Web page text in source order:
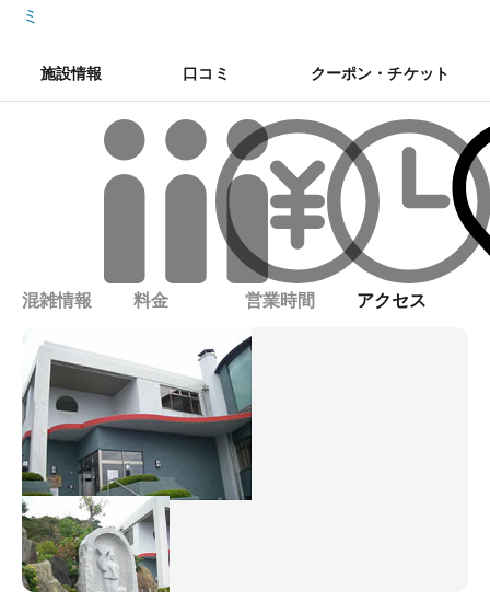
ミ
施設情報 口コミ クーポン・チケット
混雑情報 料金 営業時間 アクセス